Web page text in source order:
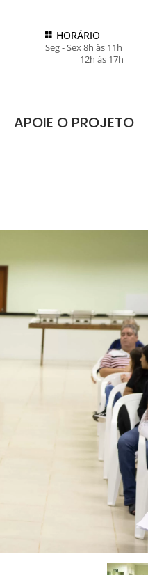
HORÁRIO
Seg - Sex 8h às 11h
12h às 17h
APOIE O PROJETO